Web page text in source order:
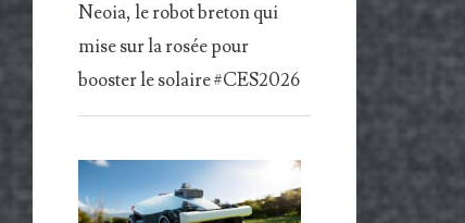
Neoia, le robot breton qui
mise sur la rosée pour
booster le solaire #CES2026